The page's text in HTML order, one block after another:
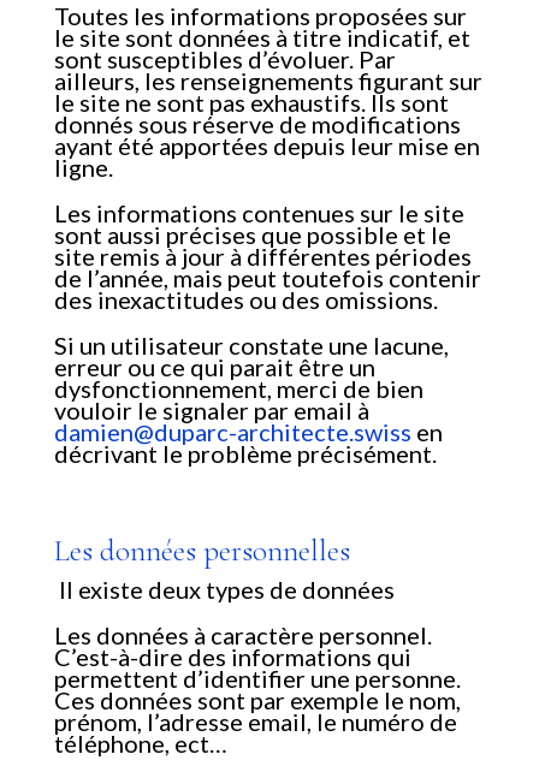
Toutes les informations proposées sur
le site sont données à titre indicatif, et
sont susceptibles d’évoluer. Par
ailleurs, les renseignements figurant sur
le site ne sont pas exhaustifs. Ils sont
donnés sous réserve de modifications
ayant été apportées depuis leur mise en
ligne.
Les informations contenues sur le site
sont aussi précises que possible et le
site remis à jour à différentes périodes
de l’année, mais peut toutefois contenir
des inexactitudes ou des omissions.
Si un utilisateur constate une lacune,
erreur ou ce qui parait être un
dysfonctionnement, merci de bien
vouloir le signaler par email à
damien@duparc-architecte.swiss en
décrivant le problème précisément.
Les données personnelles
Il existe deux types de données
Les données à caractère personnel.
C’est-à-dire des informations qui
permettent d’identifier une personne.
Ces données sont par exemple le nom,
prénom, l’adresse email, le numéro de
téléphone, ect…